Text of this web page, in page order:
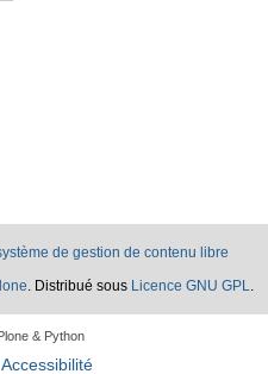
de gestion de contenu libre
. Distribué sous Licence GNU GPL.
& Python
Accessibilité